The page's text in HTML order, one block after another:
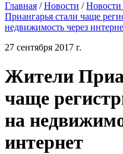
Главная / Новости / Новости
Приангарья стали чаще
недвижимость через
27 сентября 2017 г.
Жители
чаще
на
интернет